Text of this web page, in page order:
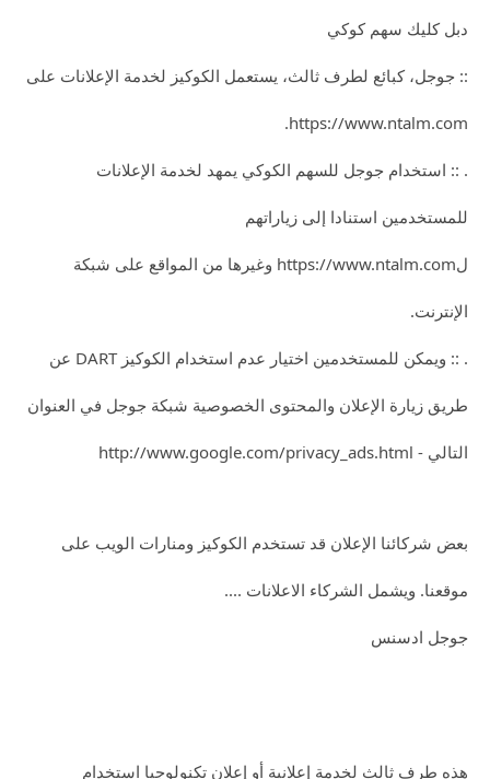
دبل كليك سهم كوكي
:: جوجل، كبائع لطرف ثالث، يستعمل الكوكيز لخدمة الإعلانات على
https://www.ntalm.com.
. :: استخدام جوجل للسهم الكوكي يمهد لخدمة الإعلانات
للمستخدمين استنادا إلى زياراتهم
لhttps://www.ntalm.com وغيرها من المواقع على شبكة
الإنترنت.
. :: ويمكن للمستخدمين اختيار عدم استخدام الكوكيز DART عن
طريق زيارة الإعلان والمحتوى الخصوصية شبكة جوجل في العنوان
التالي - http://www.google.com/privacy_ads.html
بعض شركائنا الإعلان قد تستخدم الكوكيز ومنارات الويب على
موقعنا. ويشمل الشركاء الاعلانات ....
جوجل ادسنس
هذه طرف ثالث لخدمة إعلانية أو إعلان تكنولوجيا استخدام